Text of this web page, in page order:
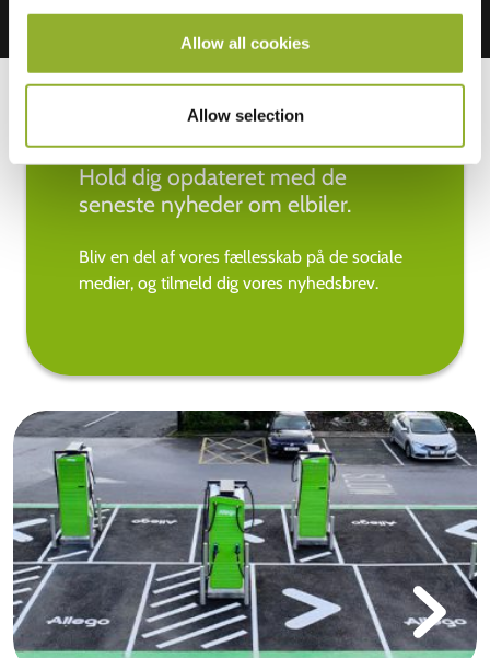
Allow all cookies
Allow selection
Hold dig opdateret med de
seneste nyheder om elbiler.
Bliv en del af vores fællesskab på de sociale
medier, og tilmeld dig vores nyhedsbrev.